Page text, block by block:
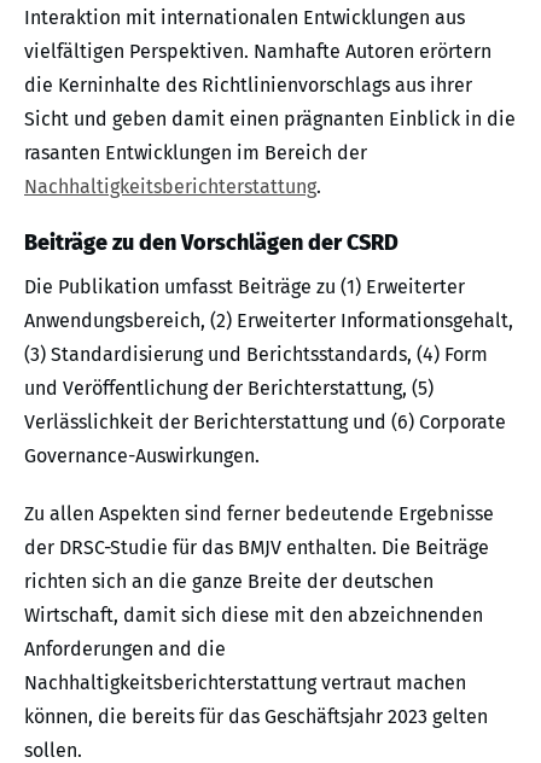
Interaktion mit internationalen Entwicklungen aus
vielfältigen Perspektiven. Namhafte Autoren erörtern
die Kerninhalte des Richtlinienvorschlags aus ihrer
Sicht und geben damit einen prägnanten Einblick in die
rasanten Entwicklungen im Bereich der
Nachhaltigkeitsberichterstattung.
Beiträge zu den Vorschlägen der CSRD
Die Publikation umfasst Beiträge zu (1) Erweiterter
Anwendungsbereich, (2) Erweiterter Informationsgehalt,
(3) Standardisierung und Berichtsstandards, (4) Form
und Veröffentlichung der Berichterstattung, (5)
Verlässlichkeit der Berichterstattung und (6) Corporate
Governance-Auswirkungen.
Zu allen Aspekten sind ferner bedeutende Ergebnisse
der DRSC-Studie für das BMJV enthalten. Die Beiträge
richten sich an die ganze Breite der deutschen
Wirtschaft, damit sich diese mit den abzeichnenden
Anforderungen and die
Nachhaltigkeitsberichterstattung vertraut machen
können, die bereits für das Geschäftsjahr 2023 gelten
sollen.